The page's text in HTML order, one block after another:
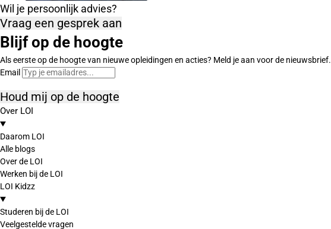
Wil je persoonlijk advies?
Vraag een gesprek aan
Blijf op de hoogte
Als eerste op de hoogte van nieuwe opleidingen en acties? Meld je aan voor de nieuwsbrief.
Email
Houd mij op de hoogte
Over LOI
Daarom LOI
Alle blogs
Over de LOI
Werken bij de LOI
LOI Kidzz
Studeren bij de LOI
Veelgestelde vragen